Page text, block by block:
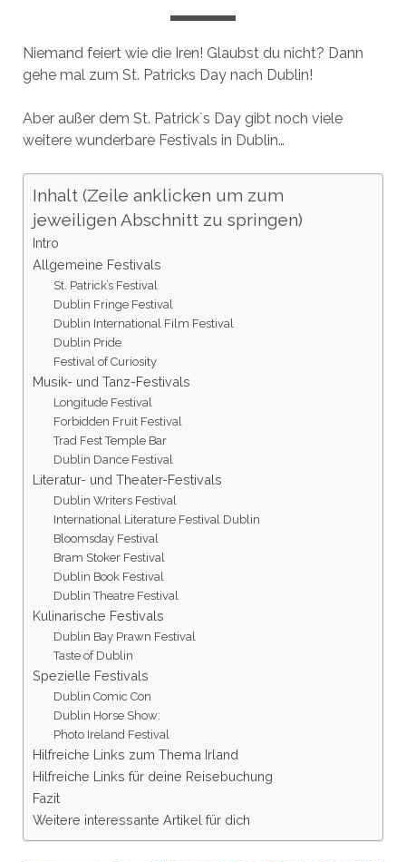
Niemand feiert wie die Iren! Glaubst du nicht? Dann
gehe mal zum St. Patricks Day nach Dublin!
Aber außer dem St. Patrick`s Day gibt noch viele
weitere wunderbare Festivals in Dublin…
Inhalt (Zeile anklicken um zum
jeweiligen Abschnitt zu springen)
Intro
Allgemeine Festivals
St. Patrick’s Festival
Dublin Fringe Festival
Dublin International Film Festival
Dublin Pride
Festival of Curiosity
Musik- und Tanz-Festivals
Longitude Festival
Forbidden Fruit Festival
Trad Fest Temple Bar
Dublin Dance Festival
Literatur- und Theater-Festivals
Dublin Writers Festival
International Literature Festival Dublin
Bloomsday Festival
Bram Stoker Festival
Dublin Book Festival
Dublin Theatre Festival
Kulinarische Festivals
Dublin Bay Prawn Festival
Taste of Dublin
Spezielle Festivals
Dublin Comic Con
Dublin Horse Show:
Photo Ireland Festival
Hilfreiche Links zum Thema Irland
Hilfreiche Links für deine Reisebuchung
Fazit
Weitere interessante Artikel für dich